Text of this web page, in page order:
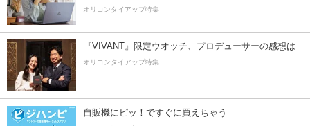
オリコンタイアップ特集
『VIVANT』限定ウオッチ、プロデューサーの感想は
オリコンタイアップ特集
自販機にピッ！ですぐに買えちゃう